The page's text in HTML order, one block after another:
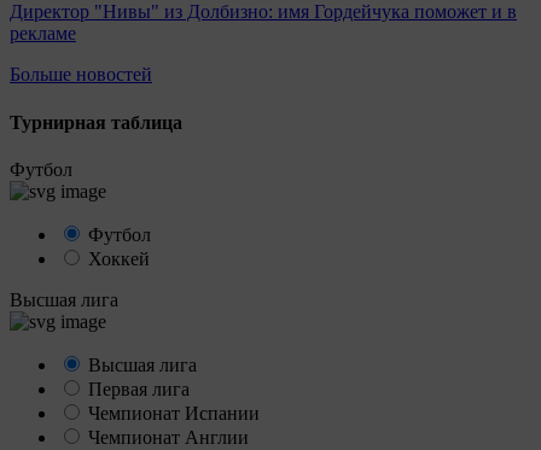
Директор "Нивы" из Долбизно: имя Гордейчука поможет и в
рекламе
Больше новостей
Турнирная таблица
Футбол
Футбол
Хоккей
Высшая лига
Высшая лига
Первая лига
Чемпионат Испании
Чемпионат Англии